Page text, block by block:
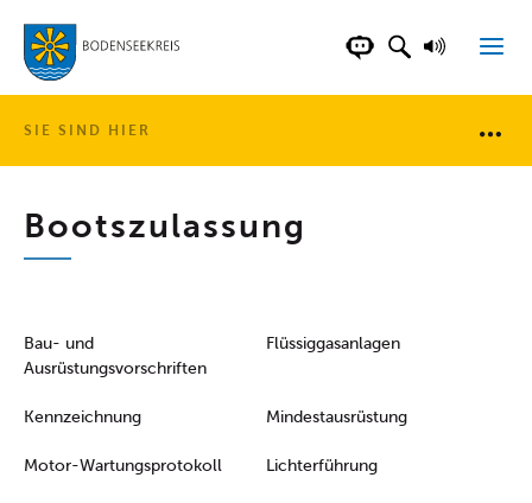
LANDKREISCHATBOT DER
SUCHFELD
SIE SIND HIER
Bootszulassung
Bau- und
Ausrüstungsvorschriften
Flüssiggasanlagen
Kennzeichnung Mindestausrüstung
Motor-Wartungsprotokoll Lichterführung